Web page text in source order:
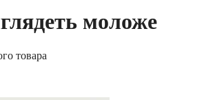
моложе
товара